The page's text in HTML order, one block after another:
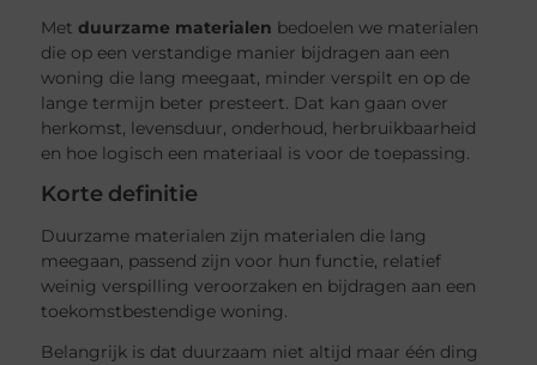
Metduurzame materialen bedoelen we materialen
die op een verstandige manier bijdragen aan een
woning die lang meegaat, minder verspilt en op de
lange termijn beter presteert. Dat kan gaan over
herkomst, levensduur, onderhoud, herbruikbaarheid
en hoe logisch een materiaal is voor de toepassing.
Korte definitie
Duurzame materialen zijn materialen die lang
meegaan, passend zijn voor hun functie, relatief
weinig verspilling veroorzaken en bijdragen aan een
toekomstbestendige woning.
Belangrijk is dat duurzaam niet altijd maar één ding